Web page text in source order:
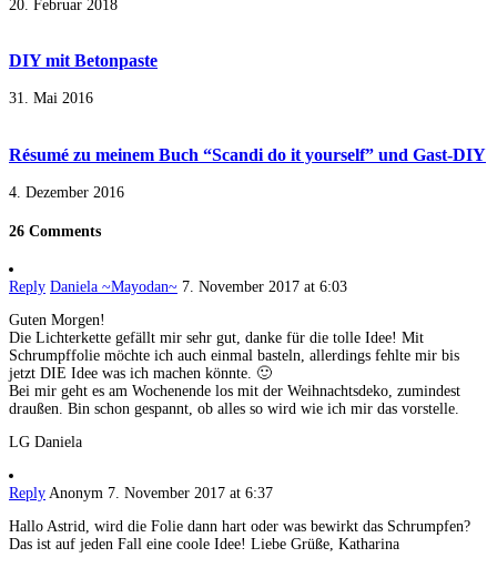
20. Februar 2018
DIY mit Betonpaste
31. Mai 2016
Ré­su­mé zu meinem Buch “Scandi do it yourself” und Gast-DIY
4. Dezember 2016
26 Comments
Reply Daniela ~Mayodan~ 7. November 2017 at 6:03
Guten Morgen!
Die Lichterkette gefällt mir sehr gut, danke für die tolle Idee! Mit
Schrumpffolie möchte ich auch einmal basteln, allerdings fehlte mir bis
jetzt DIE Idee was ich machen könnte. 🙂
Bei mir geht es am Wochenende los mit der Weihnachtsdeko, zumindest
draußen. Bin schon gespannt, ob alles so wird wie ich mir das vorstelle.
LG Daniela
Reply Anonym 7. November 2017 at 6:37
Hallo Astrid, wird die Folie dann hart oder was bewirkt das Schrumpfen?
Das ist auf jeden Fall eine coole Idee! Liebe Grüße, Katharina